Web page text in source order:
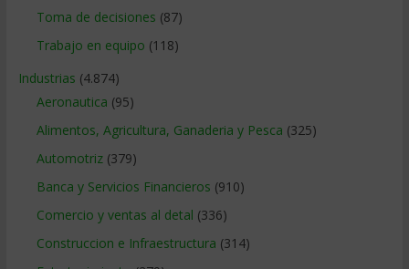
Toma de decisiones (87)
Trabajo en equipo (118)
Industrias (4.874)
Aeronautica (95)
Alimentos, Agricultura, Ganaderia y Pesca (325)
Automotriz(379)
Banca y Servicios Financieros (910)
Comercio y ventas al detal (336)
Construccion e Infraestructura (314)